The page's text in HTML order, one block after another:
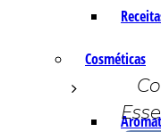
Cosméticas